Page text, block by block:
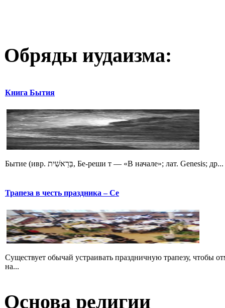
Обряды иудаизма:
Книга Бытия
Бытие (ивр. בְּרֵאשִׁית‎, Бе-реши т — «В начале»; лат. Genesis; др...
Трапеза в честь праздника – Се
Существует обычай устраивать праздничную трапезу, чтобы
на...
Основа религии